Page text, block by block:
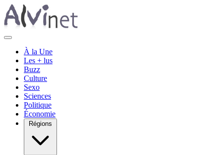
À la Une
Les + lus
Buzz
Culture
Sexo
Sciences
Politique
Économie
Régions